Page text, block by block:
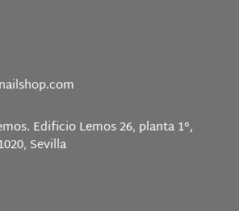
Edificio Lemos 26, planta 1°,
Sevilla